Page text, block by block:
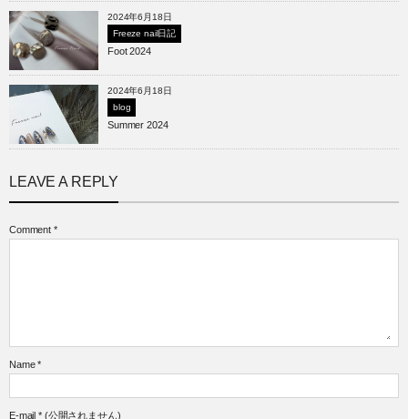
2024年6月18日
Freeze nail日記
Foot 2024
2024年6月18日
blog
Summer 2024
LEAVE A REPLY
Comment *
Name *
E-mail *(公開されません)